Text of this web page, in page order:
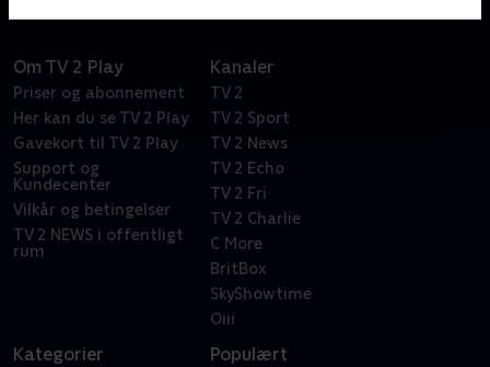
Om TV 2 Play
Priser og abonnement
Her kan du se TV 2 Play
Gavekort til TV 2 Play
Support og
Kundecenter
Vilkår og betingelser
TV 2 NEWS i offentligt
rum
Kanaler
TV 2
TV 2 Sport
TV 2 News
TV 2 Echo
TV 2 Fri
TV 2 Charlie
C More
BritBox
SkyShowtime
Oiii
Kategorier Populært